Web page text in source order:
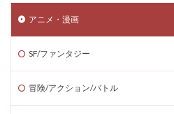
アニメ・漫画
SF/ファンタジー
冒険/アクション/バトル